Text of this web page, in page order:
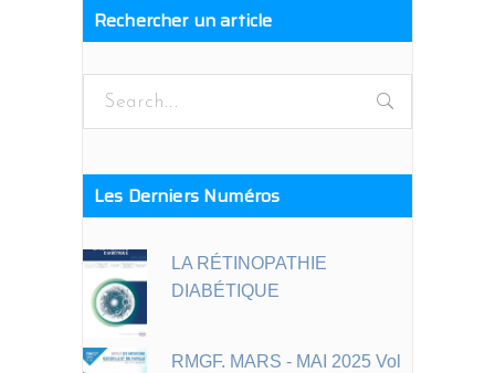
Rechercher un article
Search
Les Derniers Numéros
LA RÉTINOPATHIE
DIABÉTIQUE
RMGF. MARS - MAI 2025 Vol